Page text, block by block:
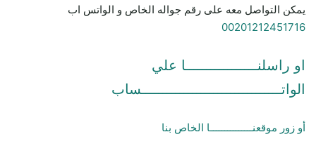
يمكن التواصل معه على رقم جواله الخاص و الواتس اب
00201212451716
او راسلنـــــــــــــــــا علي
الواتـــــــــــــــــــــــــــــــــساب
أو زور موقعنـــــــــــــــا الخاص بنا